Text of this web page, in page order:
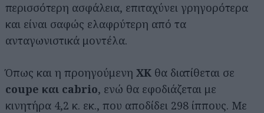
περισσότερη ασφάλεια, επιταχύνει γρηγορότερα
και είναι σαφώς ελαφρύτερη από τα
ανταγωνιστικά μοντέλα.
Όπως και η προηγούμενη XK θα διατίθεται σε
coupe και cabrio, ενώ θα εφοδιάζεται με
κινητήρα 4,2 κ. εκ., που αποδίδει 298 ίππους. Με